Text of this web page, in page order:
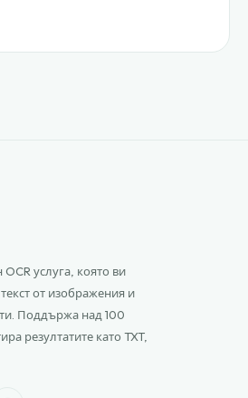
услуга, която ви
от изображения и
Поддържа над 100
резултатите като TXT,